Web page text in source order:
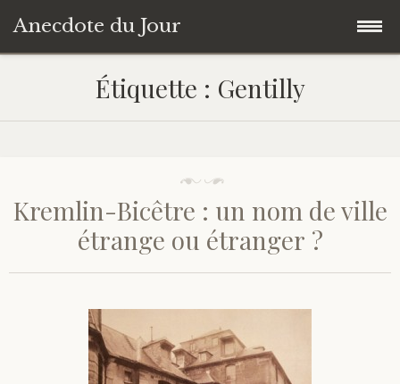
Anecdote du Jour
contenu
Livres de Culture Générale
Étiquette : Gentilly
Kremlin-Bicêtre : un nom de ville
étrange ou étranger ?